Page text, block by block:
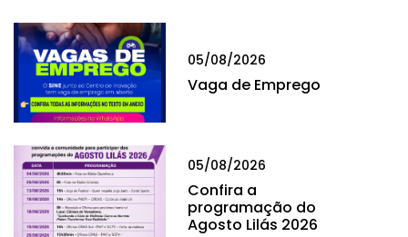
05/08/2026
Vaga de Emprego
05/08/2026
Confira a
programação do
Agosto Lilás 2026